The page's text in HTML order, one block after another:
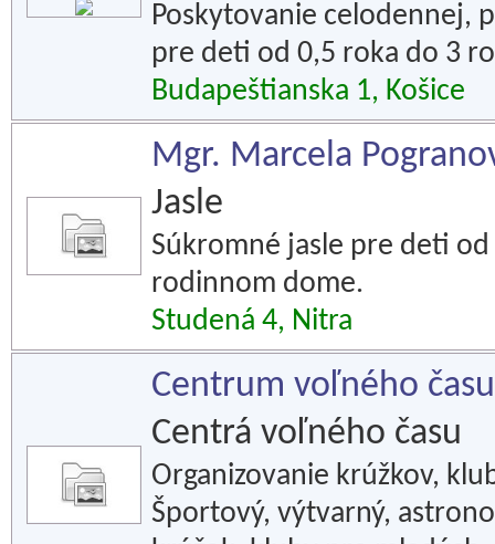
Poskytovanie celodennej,
pre deti od 0,5 roka do 3
Budapeštianska 1, Košice
Mgr. Marcela
Jasle
Súkromné jasle pre deti
rodinnom dome.
Studená 4, Nitra
Centrum voľného
Centrá voľného času
Organizovanie krúžkov,
Športový, výtvarný,